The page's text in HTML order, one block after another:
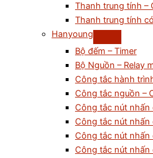
Thanh trung tính –
Thanh trung tính
Hanyoung
Bộ đếm – Timer
Bộ Nguồn – Relay
Công tắc hành
Công tắc nguồn –
Công tắc nút nhấn
Công tắc nút nhấn
Công tắc nút nhấn
Công tắc nút nhấn